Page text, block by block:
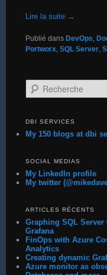
Lire la suite →
Publié dans DevOps,
Portworx, SQL Server,
Recherche
DBI SERVICES
My 150 blogs at dbi
SOCIAL MEDIAS
My LinkedIn profile
My twitter
ARTICLES RÉCENTS
Graphing SQL
Grafana
FinOps with Azure
Analytics
Creating dynamic
Azure monitor as